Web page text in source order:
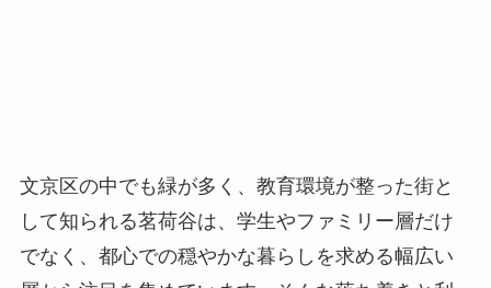
文京区の中でも緑が多く、教育環境が整った街と
して知られる茗荷谷は、学生やファミリー層だけ
でなく、都心での穏やかな暮らしを求める幅広い